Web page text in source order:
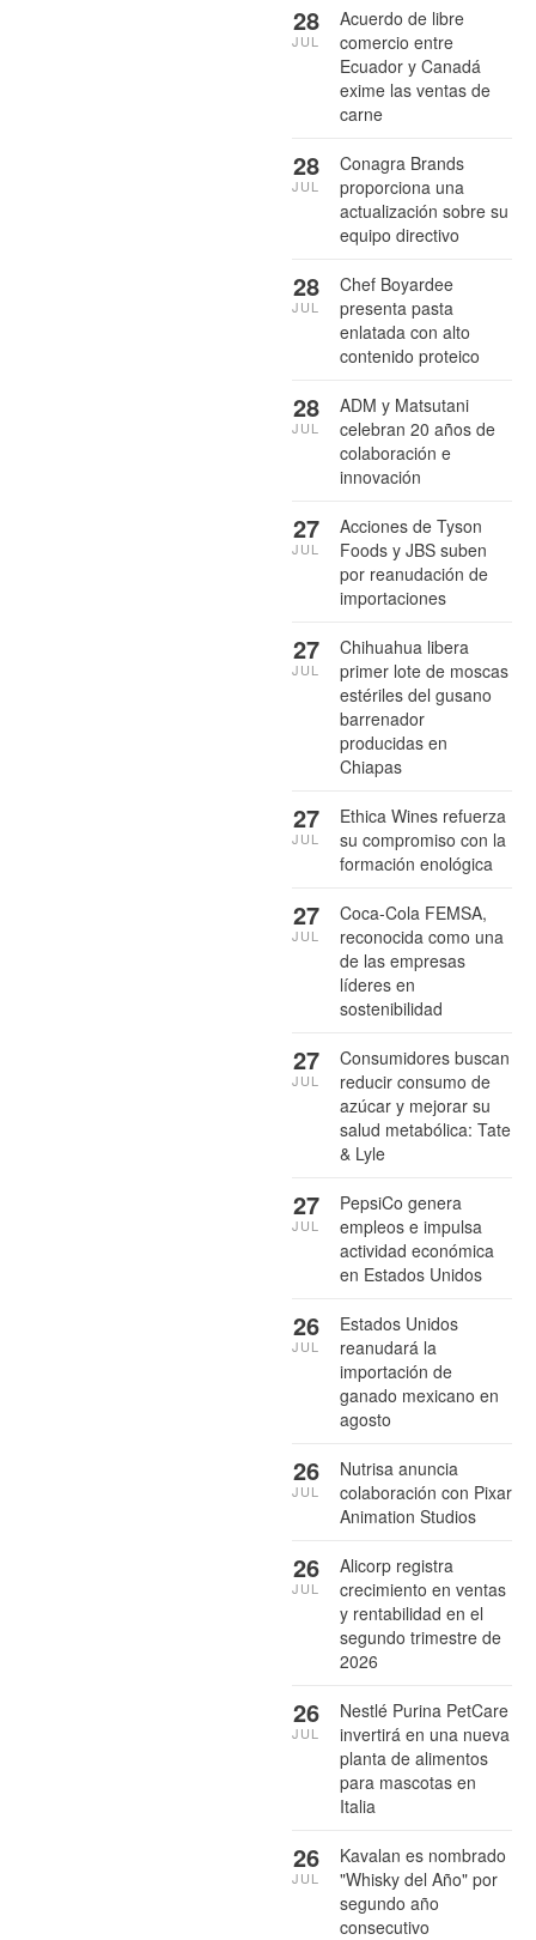
Acuerdo de libre
comercio entre
Ecuador y Canadá
exime las ventas de
carne
28
JUL
Conagra Brands
proporciona una
actualización sobre su
equipo directivo
28
JUL
Chef Boyardee
presenta pasta
enlatada con alto
contenido proteico
28
JUL
ADM y Matsutani
celebran 20 años de
colaboración e
innovación
28
JUL
Acciones de Tyson
Foods y JBS suben
por reanudación de
importaciones
27
JUL
Chihuahua libera
primer lote de moscas
estériles del gusano
barrenador
producidas en
Chiapas
27
JUL
Ethica Wines refuerza
su compromiso con la
formación enológica
27
JUL
Coca-Cola FEMSA,
reconocida como una
de las empresas
líderes en
sostenibilidad
27
JUL
Consumidores buscan
reducir consumo de
azúcar y mejorar su
salud metabólica: Tate
& Lyle
27
JUL
PepsiCo genera
empleos e impulsa
actividad económica
en Estados Unidos
27
JUL
Estados Unidos
reanudará la
importación de
ganado mexicano en
agosto
26
JUL
Nutrisa anuncia
colaboración con Pixar
Animation Studios
26
JUL
Alicorp registra
crecimiento en ventas
y rentabilidad en el
segundo trimestre de
2026
26
JUL
Nestlé Purina PetCare
invertirá en una nueva
planta de alimentos
para mascotas en
Italia
26
JUL
Kavalan es nombrado
"Whisky del Año" por
segundo año
consecutivo
26
JUL